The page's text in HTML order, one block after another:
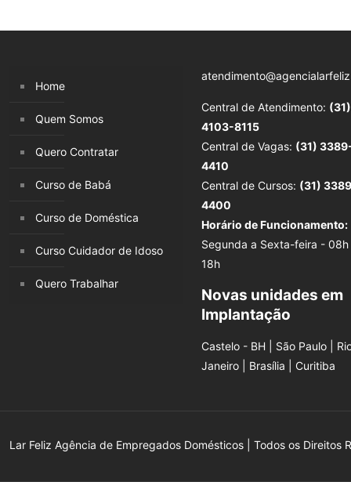
Home
Quem Somos
Quero Contratar
Curso de Babá
Curso de Doméstica
Curso Cuidador de Idoso
Quero Trabalhar
Central de Atendimento: (31)
4103-8115
Central de Vagas: (31)
4410
Central de Cursos: (31)
4400
Horário de Funcionamento:
Segunda a Sexta-feira - 08h
18h
Novas unidades em
Implantação
Castelo - BH | São Paulo |
Janeiro | Brasília | Curitiba
Lar Feliz Agência de Empregados Domésticos | Todos os Direitos